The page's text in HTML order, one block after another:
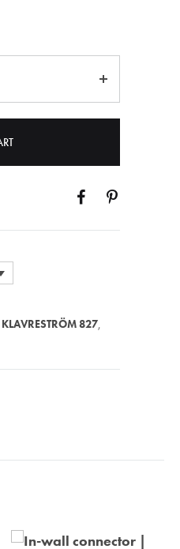
KLAVRESTRÖM 827